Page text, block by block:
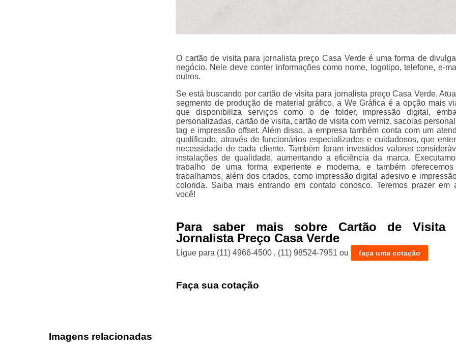
O cartão de visita para jornalista preço Casa Verde é uma forma de
negócio. Nele deve conter informações como nome, logotipo, telefone, e-
outros.
Se está buscando por cartão de visita para jornalista preço Casa Verde,
segmento de produção de material gráfico, a We Gráfica é a opção mais
que disponibiliza serviços como o de folder, impressão digital,
personalizadas, cartão de visita, cartão de visita com verniz, sacolas
tag e impressão offset. Além disso, a empresa também conta com um
qualificado, através de funcionários especializados e cuidadosos, que
necessidade de cada cliente. Também foram investidos valores
instalações de qualidade, aumentando a eficiência da marca.
trabalho de uma forma experiente e moderna, e também oferecemos
trabalhamos, além dos citados, como impressão digital adesivo e
colorida. Saiba mais entrando em contato conosco. Teremos prazer em
você!
Para saber mais sobre Cartão de Visita
Jornalista Preço Casa Verde
Ligue para (11) 4966-4500 , (11) 98524-7951 ou faça uma cotação
Faça sua cotação
Imagens relacionadas